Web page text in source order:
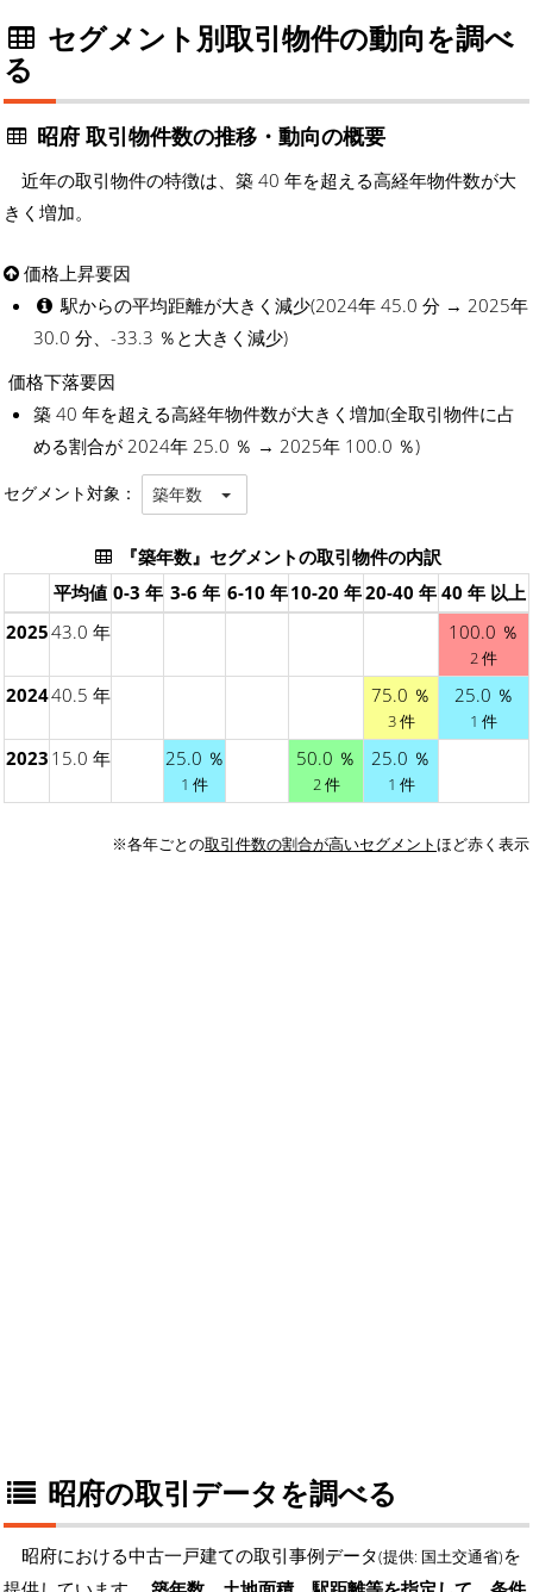
セグメント別取引物件の動向を調べ
る
昭府 取引物件数の推移・動向の概要
近年の取引物件の特徴は、築 40 年を超える高経年物件数が大
きく増加。
価格上昇要因
駅からの平均距離が大きく減少(2024年 45.0 分 → 2025年
30.0 分、-33.3 ％と大きく減少)
価格下落要因
築 40 年を超える高経年物件数が大きく増加(全取引物件に占
める割合が 2024年 25.0 ％ → 2025年 100.0 ％)
セグメント対象： 築年数
『築年数』セグメントの取引物件の内訳
平均値 0-3 年 3-6 年 6-10 年10-20 年20-40 年 40 年 以上
202543.0 年 100.0 ％
2 件
202440.5 年 75.0 ％
3 件
25.0 ％
1 件
2023 15.0 年 25.0 ％
1 件
50.0 ％
2 件
25.0 ％
1 件
※各年ごとの取引件数の割合が高いセグメントほど赤く表示
昭府の取引データを調べる
昭府における中古一戸建ての取引事例データ(提供: 国土交通省)を